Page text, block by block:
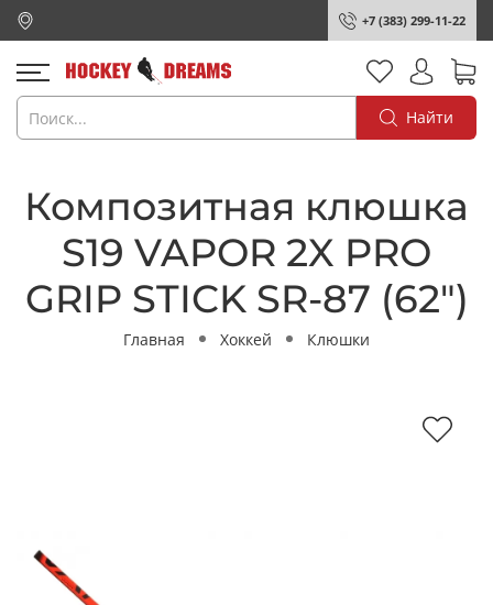
+7 (383) 299-11-22
Найти
Композитная клюшка
S19 VAPOR 2X PRO
GRIP STICK SR-87 (62")
Главная Хоккей Клюшки